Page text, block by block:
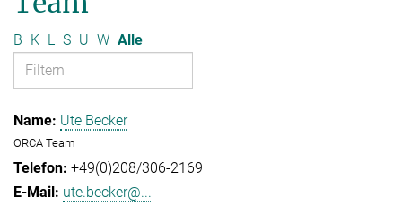
B K L S U W Alle
Ute Becker
ORCA Team
+49(0)208/306-2169
ute.becker@...